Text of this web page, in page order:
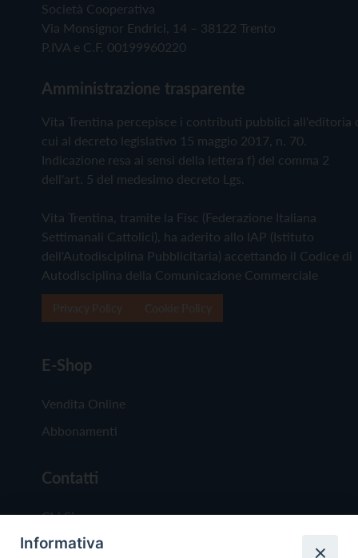
Società Cooperativa
Via Monsignor Endrici, 14 – 38122 Trento
P.IVA e C.F. 00199960220
Amministrazione trasparente
Vita Trentina percepisce i contributi pubblici all'editoria
cui al decreto legislativo 15 maggio 2017, n. 70.
Indicazione resa ai sensi della lettera f) del comma 2
dell'art. 5 del medesimo decreto Lgs.
Vita Trentina, tramite la Fisc (Federazione Italiana
Settimanali Cattolici), ha aderito allo IAP (Istituto
dell'Autodisciplina Pubblicitaria) accettando il Codice di
Autodisciplina della Comunicazione Commerciale
E-Shop
Vendita Online
Abbonamenti
Contatti
Chi Siamo
Redazione
Informativa